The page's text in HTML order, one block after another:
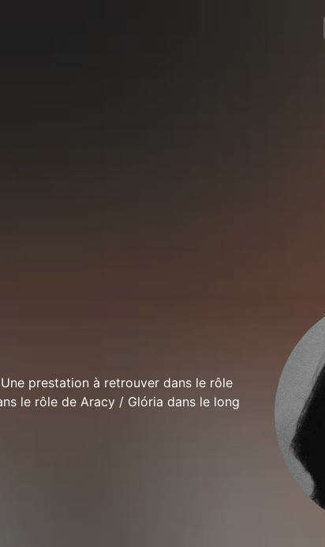
prestation à retrouver dans le rôle
le rôle de Aracy / Glória dans le long